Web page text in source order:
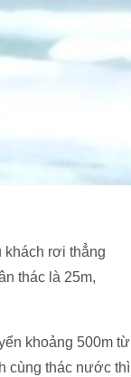
khách rơi thẳng
thác là 25m,
khoảng 500m từ
cùng thác nước thì